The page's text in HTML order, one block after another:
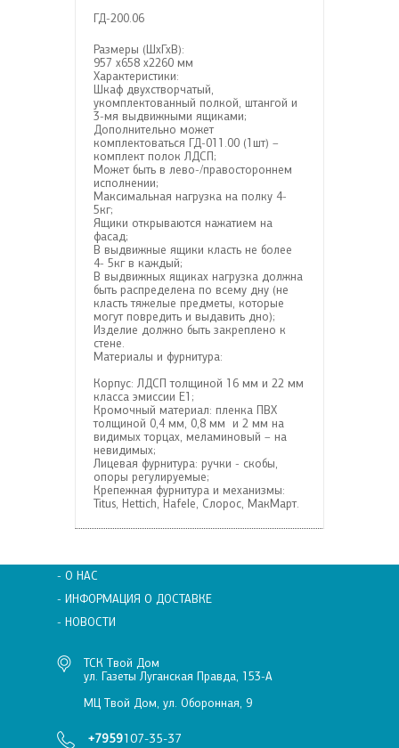
ГД-200.06
Размеры (ШхГхВ):
957 х658 х2260 мм
Характеристики:
Шкаф двухстворчатый,
укомплектованный полкой, штангой и
3-мя выдвижными ящиками;
Дополнительно может
комплектоваться ГД-011.00 (1шт) –
комплект полок ЛДСП;
Может быть в лево-/правостороннем
исполнении;
Максимальная нагрузка на полку 4-
5кг;
Ящики открываются нажатием на
фасад;
В выдвижные ящики класть не более
4- 5кг в каждый;
В выдвижных ящиках нагрузка должна
быть распределена по всему дну (не
класть тяжелые предметы, которые
могут повредить и выдавить дно);
Изделие должно быть закреплено к
стене.
Материалы и фурнитура:
Корпус: ЛДСП толщиной 16 мм и 22 мм
класса эмиссии Е1;
Кромочный материал: пленка ПВХ
толщиной 0,4 мм, 0,8 мм и 2 мм на
видимых торцах, меламиновый – на
невидимых;
Лицевая фурнитура: ручки - скобы,
опоры регулируемые;
Крепежная фурнитура и механизмы:
Titus, Hettich, Hafele, Слорос, МакМарт.
- О НАС
- ИНФОРМАЦИЯ О ДОСТАВКЕ
- НОВОСТИ
ТСК Твой Дом
ул. Газеты Луганская Правда, 153-А
МЦ Твой Дом, ул. Оборонная, 9
+7959107-35-37